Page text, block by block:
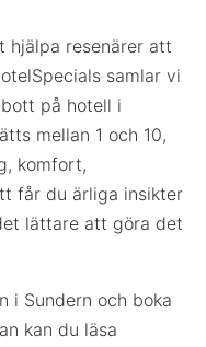
hjälpa resenärer att
samlar vi
på hotell i
mellan 1 och 10,
komfort,
får du ärliga insikter
lättare att göra det
i Sundern och boka
kan du läsa